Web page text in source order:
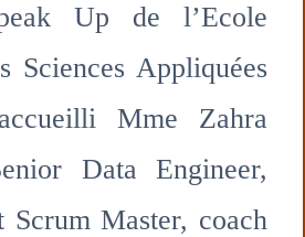
Up de l’Ecole
Sciences Appliquées
Mme Zahra
Data Engineer,
Scrum Master, coach